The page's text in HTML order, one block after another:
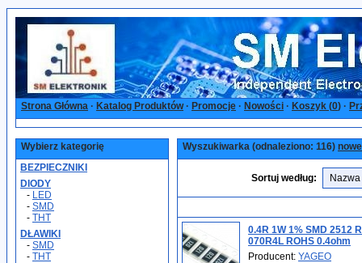
Strona Główna · Katalog Produktów· Promocje · Nowości · Koszyk (0) ·
Wybierz kategorię
BEZPIECZNIKI
DIODY
- LED
- SMD
- THT
DŁAWIKI
- SMD
- THT
Wyszukiwarka (odnaleziono: 116)
Sortuj według:
0.4R 1W 1% SMD 2512
070R4L ROHS 0.4ohm
Producent: YAGEO